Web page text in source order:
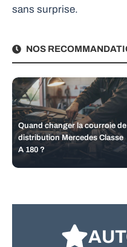
sans surprise.
NOS
Quand changer la courroie de
distribution Mercedes Classe
A 180 ?